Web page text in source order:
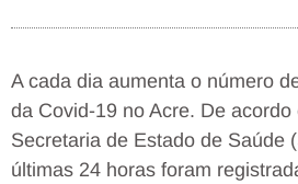
A cada dia aumenta o número
da Covid-19 no Acre. De
Secretaria de Estado de Saúde
últimas 24 horas foram